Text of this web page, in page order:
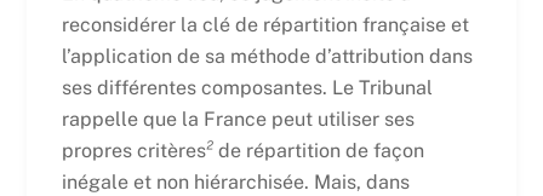
reconsidérer la clé de répartition française et
l’application de sa méthode d’attribution dans
ses différentes composantes. Le Tribunal
rappelle que la France peut utiliser ses
propres critères²de répartition de façon
inégale et non hiérarchisée. Mais, dans